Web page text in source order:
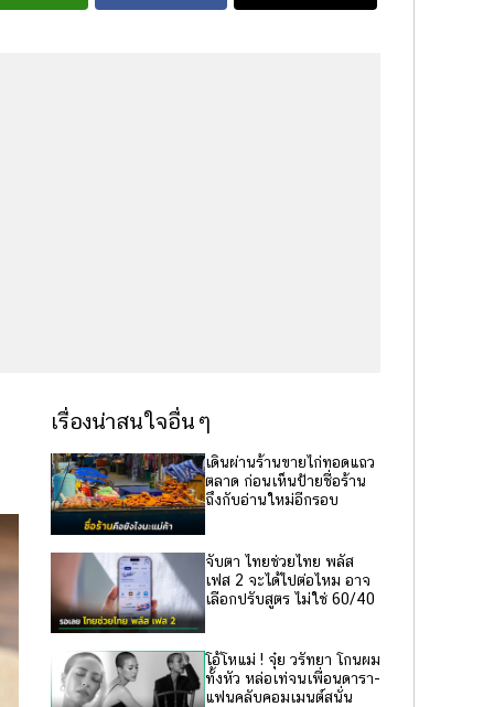
เรื่องน่าสนใจอื่นๆ
เดินผ่านร้านขายไก่ทอดแถว
ตลาด ก่อนเห็นป้ายชื่อร้าน
ถึงกับอ่านใหม่อีกรอบ
จับตา ไทยช่วยไทย พลัส
เฟส 2 จะได้ไปต่อไหม อาจ
เลือกปรับสูตร ไม่ใช่ 60/40
โอ้โหแม่ ! จุ๋ย วรัทยา โกนผม
ทั้งหัว หล่อเท่จนเพื่อนดารา-
แฟนคลับคอมเมนต์สนั่น